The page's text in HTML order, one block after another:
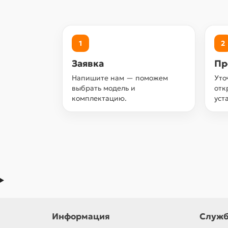
1
Заявка
Напишите нам — поможем
выбрать модель и
комплектацию.
2
Информация